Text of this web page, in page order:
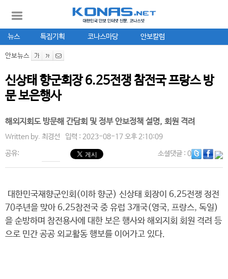
뉴스 특집기획 코나스마당 안보칼럼
안보뉴스
신상태 향군회장 6.25전쟁 참전국 프랑스 방
문 보은행사
해외지회도 방문해 간담회 및 정부 안보정책 설명, 회원 격려
Written by. 최경선 입력 : 2023-08-17 오후 2:10:09
공유: 소셜댓글: 0
대한민국재향군인회(이하 향군) 신상태 회장이 6.25전쟁 정전
70주년을 맞아 6.25참전국 중 유럽 3개국(영국, 프랑스, 독일)
을 순방하며 참전용사에 대한 보은 행사와 해외지회 회원 격려 등
으로 민간 공공 외교활동 행보를 이어가고 있다.